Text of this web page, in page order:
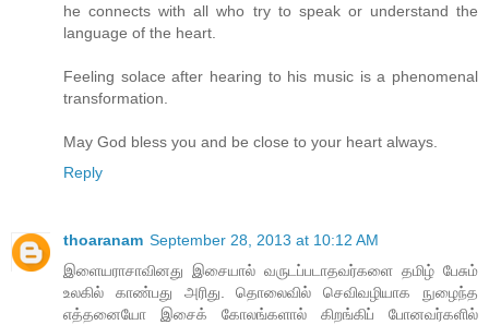
he connects with all who try to speak or understand the
language of the heart.
Feeling solace after hearing to his music is a phenomenal
transformation.
May God bless you and be close to your heart always.
Reply
thoaranam September 28, 2013 at 10:12 AM
இளையராசாவினது இசையால் வருடப்படாதவர்களை தமிழ் பேசும்
உலகில் காண்பது அரிது. தொலைவில் செவிவழியாக நுழைந்த
எத்தனையோ இசைக் கோலங்களால் கிறங்கிப் போனவர்களில்